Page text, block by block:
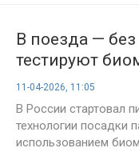
В поезда —
тестируют
11-04-2026, 11:05
В России стартовал
технологии посадки
использованием